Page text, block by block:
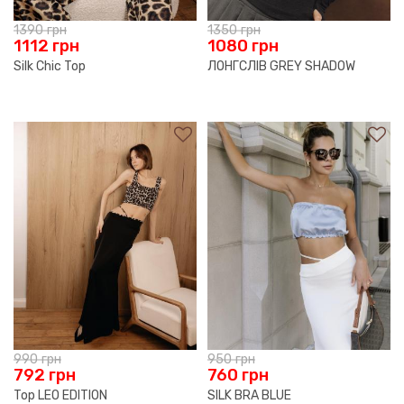
1390грн
1112 грн
Silk Chiс Top
1350грн
1080 грн
ЛОНГСЛІВ GREY SHADOW
990грн
792 грн
Top LEO EDITION
950грн
760 грн
SILK BRA BLUE